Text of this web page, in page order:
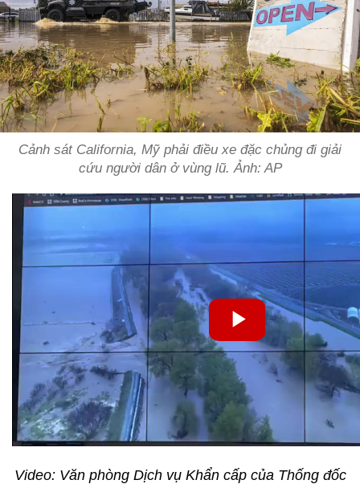
Cảnh sát California, Mỹ phải điều xe đặc chủng đi giải
cứu người dân ở vùng lũ. Ảnh: AP
Video: Văn phòng Dịch vụ Khẩn cấp của Thống đốc